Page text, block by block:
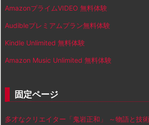
AmazonプライムVIDEO 無料体験
Audibleプレミアムプラン無料体験
Kindle Unlimited 無料体験
Amazon Music Unlimited 無料体験
固定ページ
多才なクリエイター「鬼岩正和」 ～物語と技